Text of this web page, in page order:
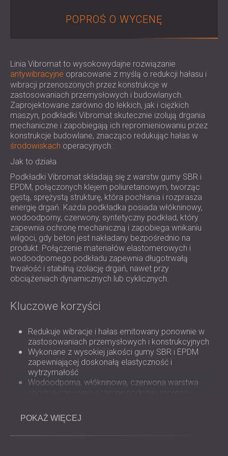
AKUSTYCZNE DLA RESTAURACJI I
AKUSTYCZNE DLA HOTELI
IZOLACJA AKUSTYCZNA I PANELE
AKUSTYCZNE DO HAL I TEATRÓW
ROZWIĄZANIA DŹWIĘKOSZCZELNE I
AKUSTYCZNE DLA POWIERZCHNI
HANDLOWYCH
WYCISZANIE I AKUSTYKA W OBIEKTACH
EDUKACYJNYCH
PANELE DŹWIĘKOCHŁONNE I
AKUSTYCZNE DLA PLACÓWEK SŁUŻBY
ZDROWIA
ROZWIĄZANIA DŹWIĘKOSZCZELNE I
AKUSTYCZNE DLA SEKTORA AUDIOLOGII
ROZWIĄZANIA DŹWIĘKOSZCZELNE I
AKUSTYCZNE DLA CENTRÓW DANYCH
FINLAND (FI)
SOUTH AFRICA (ZA)
POPROŚ O WYCENĘ
Linia Vibromat to wysokowydajne rozwiązanie
antywibracyjne opracowane z myślą o redukcji hałasu i
wibracji przenoszonych przez konstrukcje w
zastosowaniach przemysłowych i budowlanych.
Zaprojektowane zarówno do lekkich, jak i ciężkich
maszyn, podkładki Vibromat skutecznie izolują drgania
mechaniczne i zapobiegają ich repromieniowaniu przez
konstrukcje budowlane, znacząco redukując hałas w
środowiskach operacyjnych.
Jak to działa
Podkładki Vibromat składają się z warstw gumy SBR i
EPDM, połączonych klejem poliuretanowym, tworząc
gęstą, sprężystą strukturę, która pochłania i rozprasza
energię drgań. Każda podkładka posiada włókninowy,
wodoodporny, czerwony, syntetyczny podkład, który
zapewnia ochronę mechaniczną i zapobiega wnikaniu
wilgoci, gdy beton jest nakładany bezpośrednio na
produkt. Połączenie materiałów elastomerowych i
wodoodpornego podkładu zapewnia długotrwałą
trwałość i stabilną izolację drgań, nawet przy
obciążeniach dynamicznych lub cyklicznych.
Kluczowe korzyści
Redukuje wibracje i hałas emitowany ponownie w
zastosowaniach przemysłowych i konstrukcyjnych
Wykonane z wysokiej jakości gumy SBR i EPDM
zapewniającej doskonałą elastyczność i
wytrzymałość
Wodoodporna, włókninowa, czerwona warstwa
Nadaje się do obciążeń statycznych i dynamicznych
w maszynach lekkich i ciężkich
Poprawia izolację strukturalną fundamentów, belek,
POKAŻ WIĘCEJ